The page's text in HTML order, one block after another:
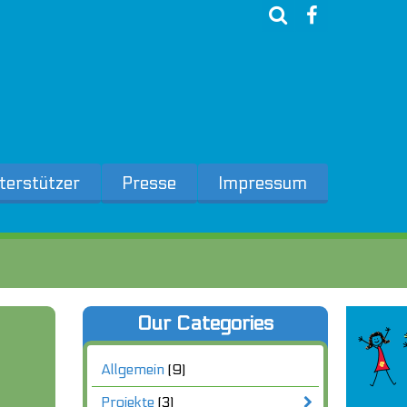
Presse Impressum
Our Categories
Allgemein (9)
Projekte (3)